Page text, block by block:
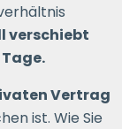
verschiebt
Vertrag
ist. Wie Sie